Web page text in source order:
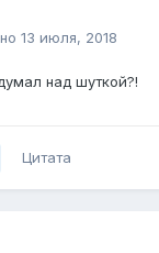
13 июля, 2018
над шуткой?!
Цитата